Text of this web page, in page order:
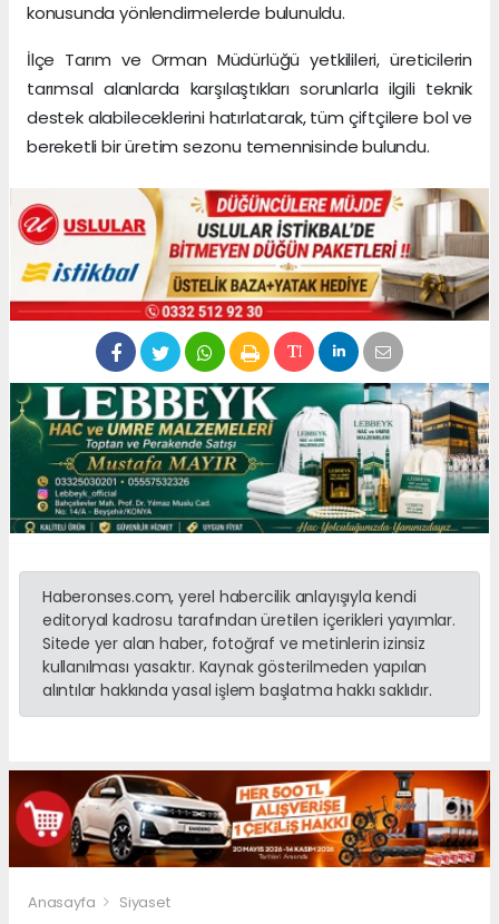
konusunda yönlendirmelerde bulunuldu.
İlçe Tarım ve Orman Müdürlüğü yetkilileri, üreticilerin
tarımsal alanlarda karşılaştıkları sorunlarla ilgili teknik
destek alabileceklerini hatırlatarak, tüm çiftçilere bol ve
bereketli bir üretim sezonu temennisinde bulundu.
Haberonses.com, yerel habercilik anlayışıyla kendi
editoryal kadrosu tarafından üretilen içerikleri yayımlar.
Sitede yer alan haber, fotoğraf ve metinlerin izinsiz
kullanılması yasaktır. Kaynak gösterilmeden yapılan
alıntılar hakkında yasal işlem başlatma hakkı saklıdır.
Anasayfa Siyaset